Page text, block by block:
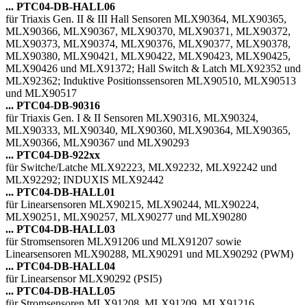
... PTC04-DB-HALL06
für Triaxis Gen. II & III Hall Sensoren MLX90364, MLX90365,
MLX90366, MLX90367, MLX90370, MLX90371, MLX90372,
MLX90373, MLX90374, MLX90376, MLX90377, MLX90378,
MLX90380, MLX90421, MLX90422, MLX90423, MLX90425,
MLX90426 und MLX91372; Hall Switch & Latch MLX92352 und
MLX92362; Induktive Positionssensoren MLX90510, MLX90513
und MLX90517
... PTC04-DB-90316
für Triaxis Gen. I & II Sensoren MLX90316, MLX90324,
MLX90333, MLX90340, MLX90360, MLX90364, MLX90365,
MLX90366, MLX90367 und MLX90293
... PTC04-DB-922xx
für Switche/Latche MLX92223, MLX92232, MLX92242 und
MLX92292; INDUXIS MLX92442
... PTC04-DB-HALL01
für Linearsensoren MLX90215, MLX90244, MLX90224,
MLX90251, MLX90257, MLX90277 und MLX90280
... PTC04-DB-HALL03
für Stromsensoren MLX91206 und MLX91207 sowie
Linearsensoren MLX90288, MLX90291 und MLX90292 (PWM)
... PTC04-DB-HALL04
für Linearsensor MLX90292 (PSI5)
... PTC04-DB-HALL05